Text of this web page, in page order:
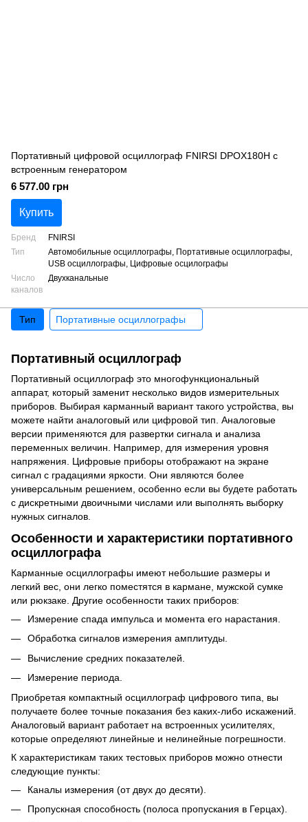
Портативный цифровой осциллограф FNIRSI DPOX180H с
встроенным генератором
6 577.00 грн
Купить
Бренд
FNIRSI
Тип
Автомобильные осциллографы, Портативные осциллографы,
USB осциллографы, Цифровые осцилографы
Число
каналов
Двухканальные
Портативный осциллограф
Портативный осциллограф это многофункциональный
аппарат, который заменит несколько видов измерительных
приборов. Выбирая карманный вариант такого устройства, вы
можете найти аналоговый или цифровой тип. Аналоговые
версии применяются для развертки сигнала и анализа
переменных величин. Например, для измерения уровня
напряжения. Цифровые приборы отображают на экране
сигнал с градациями яркости. Они являются более
универсальным решением, особенно если вы будете работать
с дискретными двоичными числами или выполнять выборку
нужных сигналов.
Особенности и характеристики портативного
осциллографа
Карманные осциллографы имеют небольшие размеры и
легкий вес, они легко поместятся в кармане, мужской сумке
или рюкзаке. Другие особенности таких приборов:
Измерение спада импульса и момента его нарастания.
Обработка сигналов измерения амплитуды.
Вычисление средних показателей.
Измерение периода.
Приобретая компактный осциллограф цифрового типа, вы
получаете более точные показания без каких-либо искажений.
Аналоговый вариант работает на встроенных усилителях,
которые определяют линейные и нелинейные погрешности.
К характеристикам таких тестовых приборов можно отнести
следующие пункты:
Каналы измерения (от двух до десяти).
Пропускная способность (полоса пропускания в Герцах).
Тип Портативные осциллографы